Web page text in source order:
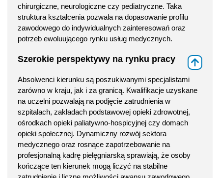
chirurgiczne, neurologiczne czy pediatryczne. Taka
struktura kształcenia pozwala na dopasowanie profilu
zawodowego do indywidualnych zainteresowań oraz
potrzeb ewoluującego rynku usług medycznych.
Szerokie perspektywy na rynku pracy
Absolwenci kierunku są poszukiwanymi specjalistami
zarówno w kraju, jak i za granicą. Kwalifikacje uzyskane
na uczelni pozwalają na podjęcie zatrudnienia w
szpitalach, zakładach podstawowej opieki zdrowotnej,
ośrodkach opieki paliatywno-hospicyjnej czy domach
opieki społecznej. Dynamiczny rozwój sektora
medycznego oraz rosnące zapotrzebowanie na
profesjonalną kadrę pielęgniarską sprawiają, że osoby
kończące ten kierunek mogą liczyć na stabilne